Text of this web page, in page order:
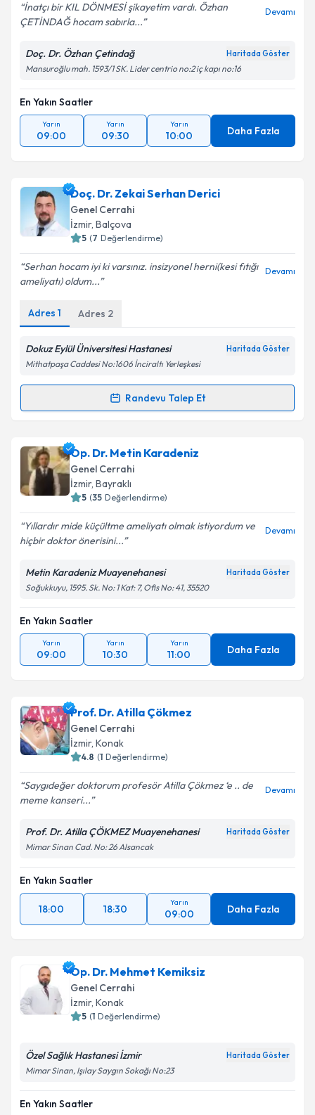
İnatçı bir KIL DÖNMESİ şikayetim vardı. Özhan
ÇETİNDAĞ hocam sabırla...
Devamı
Doç. Dr. Özhan Çetindağ Haritada Göster
Mansuroğlu mah. 1593/1 SK. Lider centrio no:2 iç kapı no:16
En Yakın Saatler
Yarın
09:00
Yarın
09:30
Yarın
10:00 Daha Fazla
Doç. Dr. Zekai Serhan Derici
Genel Cerrahi
İzmir, Balçova
5 (7 Değerlendirme)
Serhan hocam iyi ki varsınız. insizyonel herni(kesi fıtığı
ameliyatı) oldum...
Devamı
Adres 1 Adres 2
Dokuz Eylül Üniversitesi Hastanesi Haritada Göster
Mithatpaşa Caddesi No:1606 İnciraltı Yerleşkesi
Randevu Talep Et
Randevu Takvimi Talebi
Doç. Dr. Zekai Serhan Dericiiçin randevu takvimi
talebi oluşturun. Size bu uzmandan randevu almanız
için bir takvim hazırlandığında e-posta ile
bilgilendireceğiz.
E-posta Adresiniz
Kişisel verilerimin işlenmesine ilişkin
Metni'ni okudum ve kişisel verilerimin belirtilen
kapsamda işlenmesini kabul ediyorum.
Takvim Talebini Gönder
Op. Dr. Metin Karadeniz
Genel Cerrahi
İzmir, Bayraklı
5 (35 Değerlendirme)
Yıllardır mide küçültme ameliyatı olmak istiyordum ve
hiçbir doktor önerisini...
Devamı
Metin Karadeniz Muayenehanesi Haritada Göster
Soğukkuyu, 1595. Sk. No: 1 Kat: 7, Ofis No: 41, 35520
En Yakın Saatler
Yarın
09:00
Yarın
10:30
Yarın
11:00 Daha Fazla
Prof. Dr. Atilla Çökmez
Genel Cerrahi
İzmir, Konak
4.8 (1 Değerlendirme)
Saygıdeğer doktorum profesör Atilla Çökmez ‘e .. de
meme kanseri...
Devamı
Prof. Dr. Atilla ÇÖKMEZ Muayenehanesi Haritada Göster
Mimar Sinan Cad. No: 26 Alsancak
En Yakın Saatler
18:00 18:30
Yarın
09:00 Daha Fazla
Op. Dr. Mehmet Kemiksiz
Genel Cerrahi
İzmir, Konak
5 (1 Değerlendirme)
Özel Sağlık Hastanesi İzmir Haritada Göster
Mimar Sinan, Işılay Saygın Sokağı No:23
En Yakın Saatler